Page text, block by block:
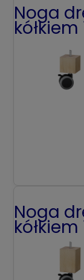
Noga
kółkiem
Noga
kółkiem